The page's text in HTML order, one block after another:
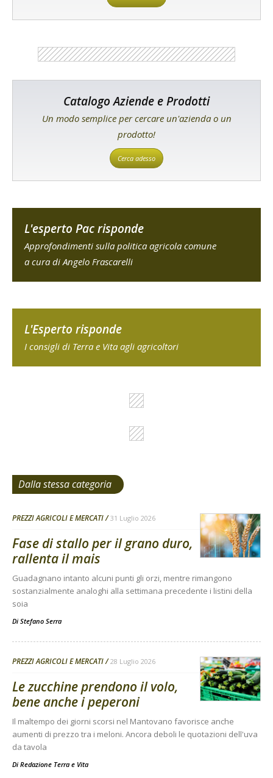
Catalogo Aziende e Prodotti
Un modo semplice per cercare un'azienda o un
prodotto!
Cerca adesso
L'esperto Pac risponde
Approfondimenti sulla politica agricola comune
a cura di Angelo Frascarelli
L'Esperto risponde
I consigli di Terra e Vita agli agricoltori
Dalla stessa categoria
PREZZI AGRICOLI E MERCATI 31 Luglio 2026
Fase di stallo per il grano duro,
rallenta il mais
Guadagnano intanto alcuni punti gli orzi, mentre rimangono
sostanzialmente analoghi alla settimana precedente i listini della
soia
Di Stefano Serra
PREZZI AGRICOLI E MERCATI 28 Luglio 2026
Le zucchine prendono il volo,
bene anche i peperoni
Il maltempo dei giorni scorsi nel Mantovano favorisce anche
aumenti di prezzo tra i meloni. Ancora deboli le quotazioni dell'uva
da tavola
Di Redazione Terra e Vita